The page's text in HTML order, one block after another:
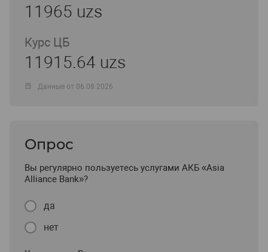
11965 uzs
Курс ЦБ
11915.64 uzs
Данные от 06.08.2026
Опрос
Вы регулярно пользуетесь услугами АКБ «Asia
Alliance Bank»?
да
нет